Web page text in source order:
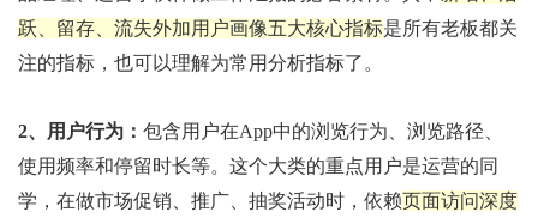
跃、留存、流失外加用户画像五大核心指标是所有老板都关
注的指标，也可以理解为常用分析指标了。
2、用户行为： 包含用户在App中的浏览行为、浏览路径、
使用频率和停留时长等。这个大类的重点用户是运营的同
学，在做市场促销、推广、抽奖活动时，依赖页面访问深度